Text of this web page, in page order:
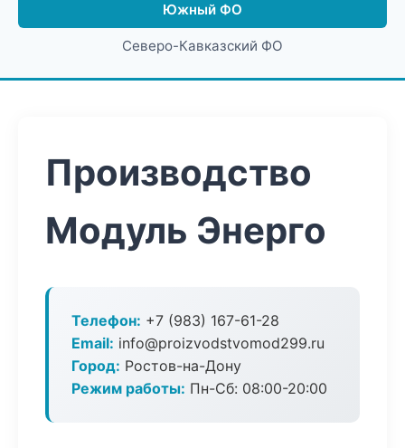
Южный ФО
Северо-Кавказский ФО
Производство
Модуль Энерго
Телефон: +7 (983) 167-61-28
Email: info@proizvodstvomod299.ru
Город: Ростов-на-Дону
Режим работы: Пн-Сб: 08:00-20:00